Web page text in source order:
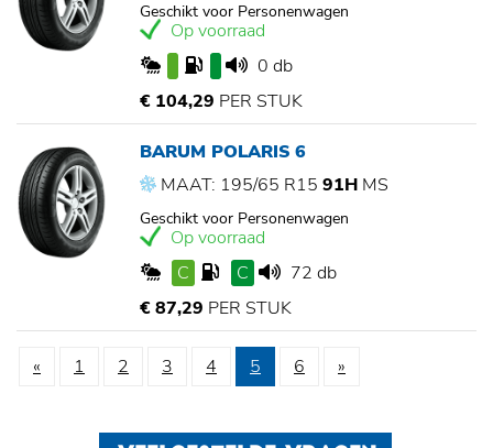
Geschikt voor Personenwagen
Op voorraad
0 db
€ 104,29 PER STUK
BARUM POLARIS 6
MAAT: 195/65 R15 91H MS
Geschikt voor Personenwagen
Op voorraad
C
C
72 db
€ 87,29 PER STUK
« 1 2 3 4 5 6 »